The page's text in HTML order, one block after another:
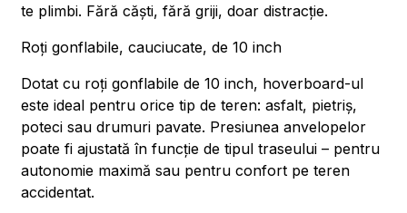
te plimbi. Fără căști, fără griji, doar distracție.
Roți gonflabile, cauciucate, de 10 inch
Dotat cu roți gonflabile de 10 inch, hoverboard-ul
este ideal pentru orice tip de teren: asfalt, pietriș,
poteci sau drumuri pavate. Presiunea anvelopelor
poate fi ajustată în funcție de tipul traseului – pentru
autonomie maximă sau pentru confort pe teren
accidentat.